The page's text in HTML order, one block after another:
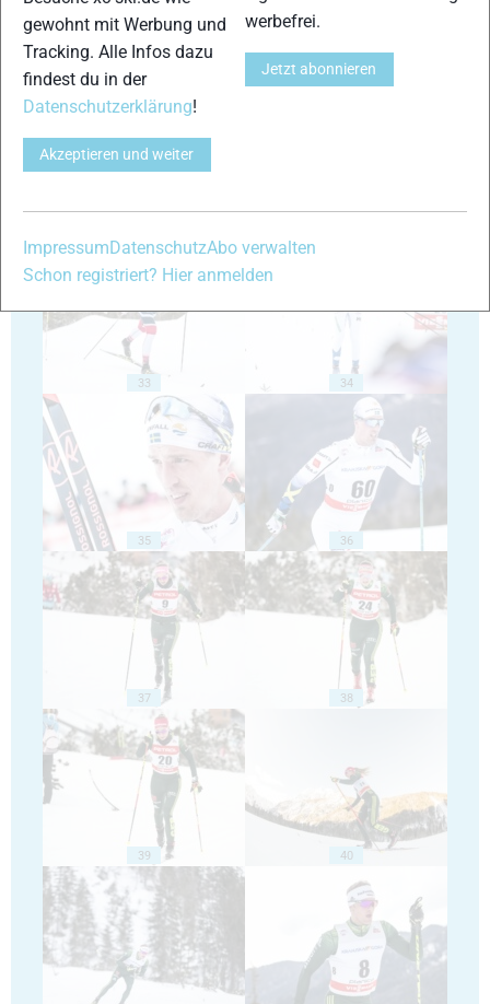
30
33 34
35 36
37 38
39 40
gewohnt mit Werbung und
Tracking. Alle Infos dazu
findest du in der
Datenschutzerklärung!
Akzeptieren und weiter
werbefrei.
Jetzt abonnieren
ImpressumDatenschutzAbo verwalten
Schon registriert? Hier anmelden